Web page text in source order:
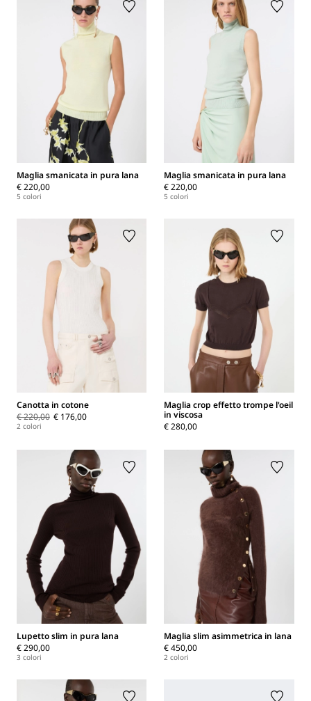
Maglia smanicata in pura lana
€ 220,00
5 colori
Maglia smanicata in pura lana
€ 220,00
5 colori
Canotta in cotone
€ 220,00 € 176,00
2 colori
Maglia crop effetto trompe l'oeil
in viscosa
€ 280,00
Lupetto slim in pura lana
€ 290,00
3 colori
Maglia slim asimmetrica in lana
€ 450,00
2 colori